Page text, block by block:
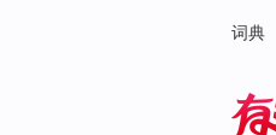
词典